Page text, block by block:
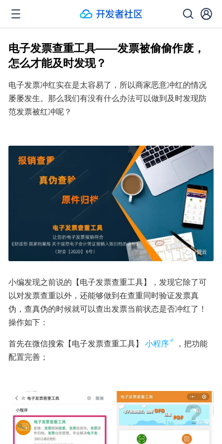
电子发票查重工具——发票被偷偷作废，
怎么才能及时发现？
电子发票冲红实在是太容易了，所以商家恶意冲红的情况
屡屡发生。那么我们有没有什么办法可以做到及时发现防
范发票被红冲呢？
小编发现之前说的【电子发票查重工具】，发现它除了可
以对发票查重以外，还能够做到在查重同时验证发票真
伪，查真伪的时候就可以查出发票当前状态是否冲红了！
操作如下：
首先在微信搜索【电子发票查重工具】
小程序
，把功能
配置完善；